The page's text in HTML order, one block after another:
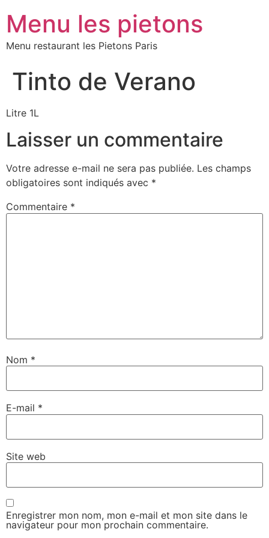
Menu les pietons
Menu restaurant les Pietons Paris
Tinto de Verano
Litre 1L
Laisser un commentaire
Votre adresse e-mail ne sera pas publiée. Les champs
obligatoires sont indiqués avec *
Commentaire *
Nom *
E-mail *
Site web
Enregistrer mon nom, mon e-mail et mon site dans le
navigateur pour mon prochain commentaire.